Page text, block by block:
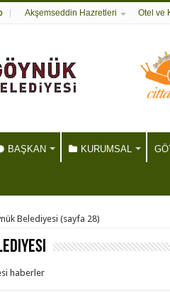
Akşemseddin Hazretleri Otel ve
BAŞKAN KURUMSAL
Belediyesi (sayfa 28)
haberler